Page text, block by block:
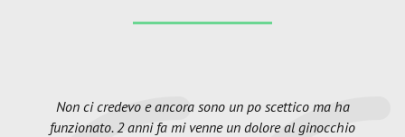
Non ci credevo e ancora sono un po scettico ma ha
funzionato. 2 anni fa mi venne un dolore al ginocchio